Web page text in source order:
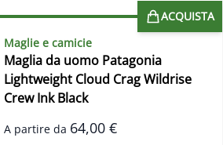
ACQUISTA
Maglie e camicie
Maglia da uomo Patagonia
Lightweight Cloud Crag Wildrise
Crew Ink Black
A partire da 64,00 €